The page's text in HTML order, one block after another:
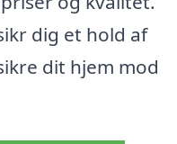
dig et hold af
dit hjem mod